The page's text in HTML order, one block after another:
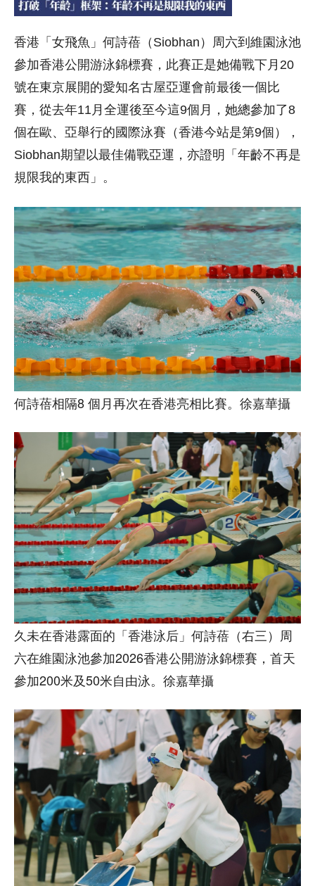
香港「女飛魚」何詩蓓（Siobhan）周六到維園泳池
參加香港公開游泳錦標賽，此賽正是她備戰下月20
號在東京展開的愛知名古屋亞運會前最後一個比
賽，從去年11月全運後至今這9個月，她總參加了8
個在歐、亞舉行的國際泳賽（香港今站是第9個），
Siobhan期望以最佳備戰亞運，亦證明「年齡不再是
規限我的東西」。
何詩蓓相隔8 個月再次在香港亮相比賽。徐嘉華攝
久未在香港露面的「香港泳后」何詩蓓（右三）周
六在維園泳池參加2026香港公開游泳錦標賽，首天
參加200米及50米自由泳。徐嘉華攝